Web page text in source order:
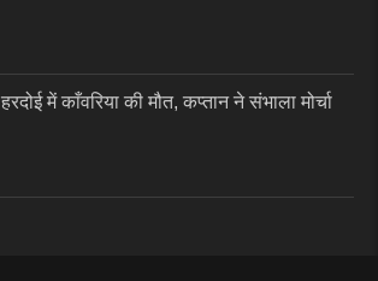
हरदोई में काँवरिया की मौत, कप्तान ने संभाला मोर्चा